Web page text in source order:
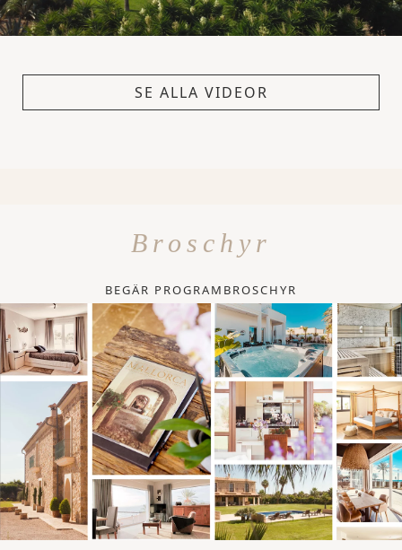
SE ALLA VIDEOR
Broschyr
BEGÄR PROGRAMBROSCHYR